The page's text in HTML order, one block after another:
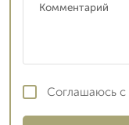
Соглашаюсь с